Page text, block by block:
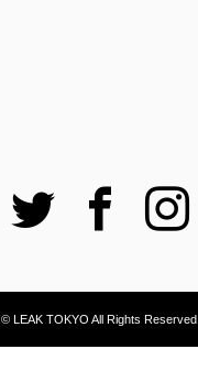
Twitter Facebook
© LEAK TOKYO All Rights Reserved.